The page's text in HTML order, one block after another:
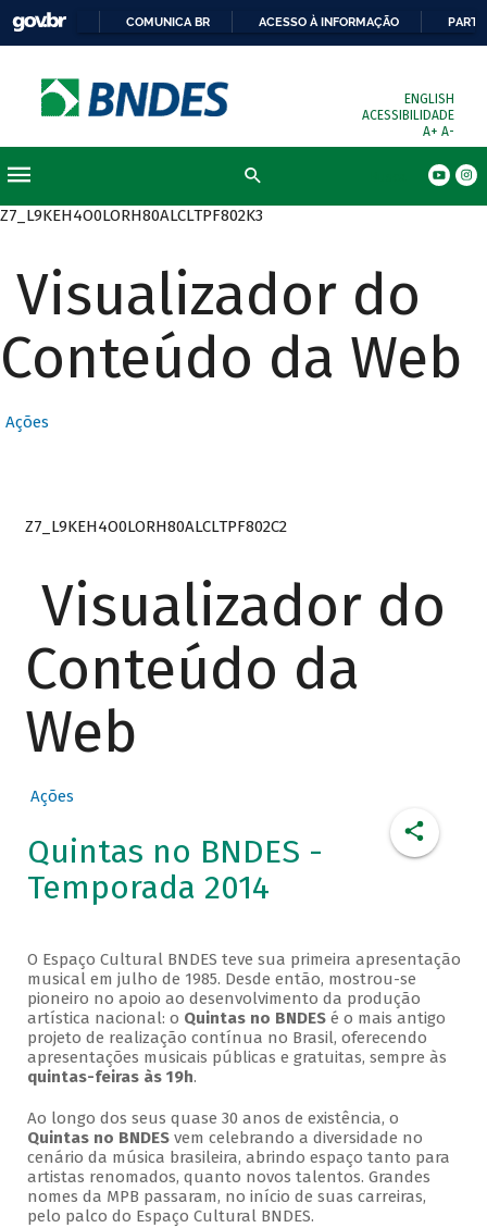
COMUNICA BR ACESSO À INFORMAÇÃO
ENGLISH
ACESSIBILIDADE
A+ A-
Z7_L9KEH4O0LORH80ALCLTPF802K3
Visualizador do
Conteúdo da Web
Ações
Z7_L9KEH4O0LORH80ALCLTPF802C2
Visualizador do
Conteúdo da
Web
Ações
Quintas no BNDES -
Temporada 2014
O Espaço Cultural BNDES teve sua primeira apresentação
musical em julho de 1985. Desde então, mostrou-se
pioneiro no apoio ao desenvolvimento da produção
artística nacional: o Quintas no BNDESé o mais antigo
projeto de realização contínua no Brasil, oferecendo
apresentações musicais públicas e gratuitas, sempre às
quintas-feiras às 19h.
Ao longo dos seus quase 30 anos de existência, o
Quintas no BNDESvem celebrando a diversidade no
cenário da música brasileira, abrindo espaço tanto para
artistas renomados, quanto novos talentos. Grandes
nomes da MPB passaram, no início de suas carreiras,
pelo palco do Espaço Cultural BNDES.